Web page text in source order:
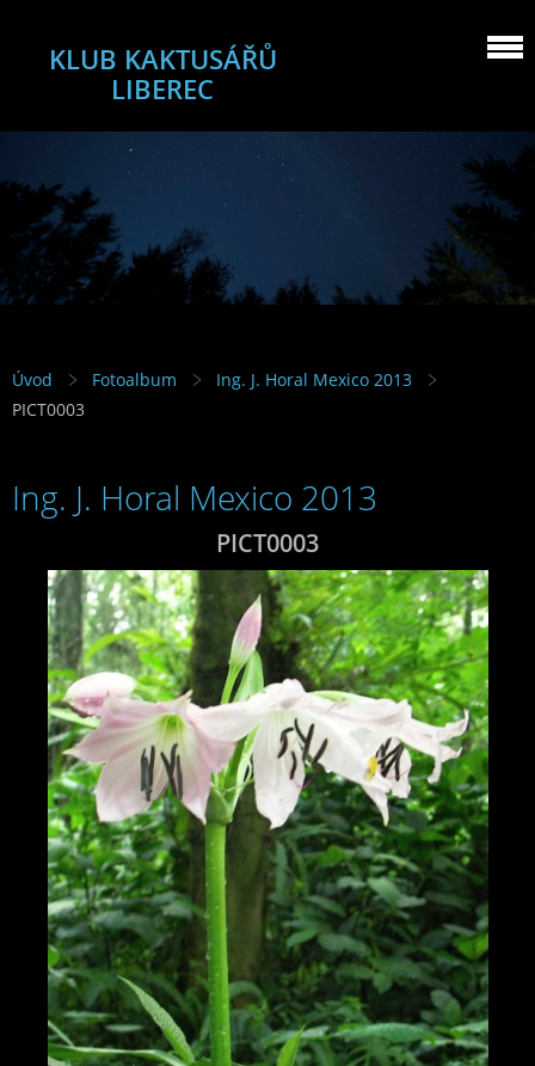
KLUB KAKTUSÁŘŮ
LIBEREC
Úvod Fotoalbum
Ing. J. Horal Mexico 2013
PICT0003
Ing. J. Horal Mexico 2013
PICT0003